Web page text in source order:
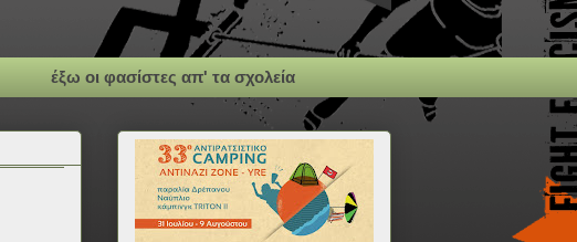
έξω οι φασίστες απ' τα σχολεία